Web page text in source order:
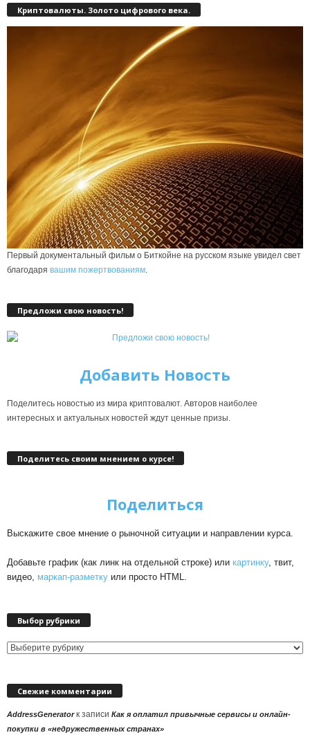
Криптовалюты. Золото цифрового века.
Первый документальный фильм о Биткойне на русском языке увидел свет
благодаря вашим пожертвованиям.
Предложи свою новость!
Добавить Новость
Поделитесь новостью из мира криптовалют. Авторов наиболее
интересных и актуальных новостей ждут ценные призы.
Поделитесь своим мнением о курсе!
Поделиться
Выскажите свое мнение о рыночной ситуации и направлении курса.
Добавьте график (как линк на отдельной строке) или картинку, твит,
видео, маркап-разметку или просто HTML.
Выбор рубрики
Выбор
Свежие комментарии
AddressGeneratorк записи Как я оплатил привычные сервисы и онлайн-
покупки в «недружественных странах»